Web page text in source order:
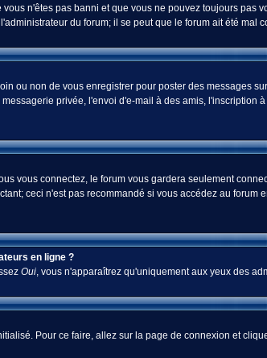
n'êtes pas banni et que vous ne pouvez toujours pas
du forum; il se peut que le forum ait été mal
ou non de vous enregistrer pour poster des messages
privée, l'envoi d'e-mail à des amis, l'inscription
vous connectez, le forum vous gardera seulement
ceci n'est pas recommandé si vous accédez au
en ligne ?
Oui, vous n'apparaîtrez qu'uniquement aux yeux des
Pour ce faire, allez sur la page de connexion et